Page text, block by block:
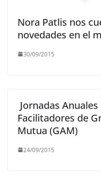
Nora Patlis nos
novedades en el
30/09/2015
Jornadas
Facilitadores de
Mutua (GAM)
24/09/2015